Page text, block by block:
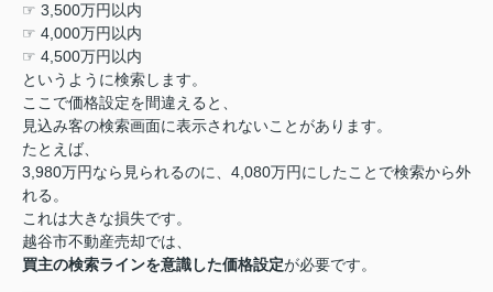
☞ 3,500万円以内
☞ 4,000万円以内
☞ 4,500万円以内
というように検索します。
ここで価格設定を間違えると、
見込み客の検索画面に表示されないことがあります。
たとえば、
3,980万円なら見られるのに、 4,080万円にしたことで検索から外
れる。
これは大きな損失です。
越谷市不動産売却では、
買主の検索ラインを意識した価格設定が必要です。